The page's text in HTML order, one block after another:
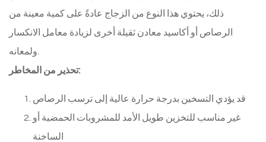
ذلك، يحتوي هذا النوع من الزجاج عادةً على كمية معينة من
الرصاص أو أكاسيد معادن ثقيلة أخرى لزيادة معامل الانكسار
تحذير من المخاطر:
قد يؤدي التسخين بدرجة حرارة عالية إلى ترسب الرصاص
غير مناسب للتخزين طويل الأمد للمشروبات الحمضية أو
الساخنة